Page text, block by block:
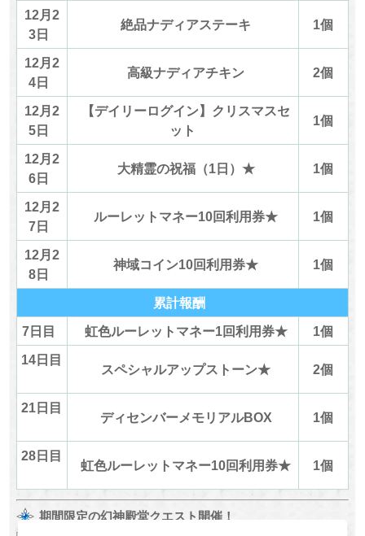
12月2
3日
絶品ナディアステーキ 1個
12月2
4日
高級ナディアチキン 2個
12月2
5日
【デイリーログイン】クリスマスセ
ット
1個
12月2
6日
大精霊の祝福（1日）★ 1個
12月2
7日
ルーレットマネー10回利用券★ 1個
12月2
8日
神域コイン10回利用券★ 1個
累計報酬
7日目
虹色ルーレットマネー1回利用券★
1個
14日目
スペシャルアップストーン★ 2個
21日目
ディセンバーメモリアルBOX 1個
28日目
虹色ルーレットマネー10回利用券★ 1個
期間限定の幻神殿堂クエスト開催！